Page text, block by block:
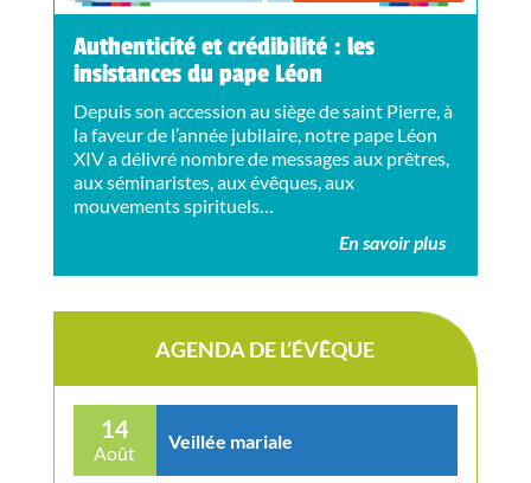
Authenticité et crédibilité : les
insistances du pape Léon
Depuis son accession au siège de saint Pierre, à
la faveur de l’année jubilaire, notre pape Léon
XIV a délivré nombre de messages aux prêtres,
aux séminaristes, aux évêques, aux
mouvements spirituels…
En savoir plus
AGENDA DE L’ÉVÊQUE
14
Août
Veillée mariale